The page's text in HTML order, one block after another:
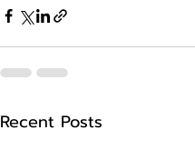
Recent Posts